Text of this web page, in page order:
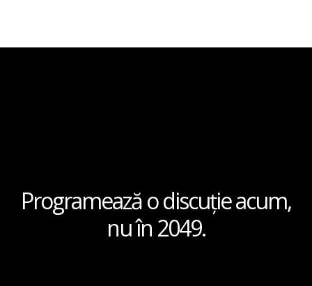
Programează o discuție acum,
nu în 2049.